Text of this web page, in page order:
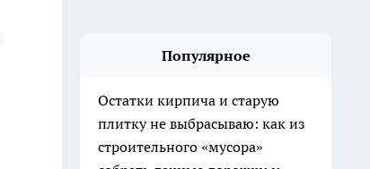
Популярное
Остатки кирпича и старую
плитку не выбрасываю: как из
строительного «мусора»